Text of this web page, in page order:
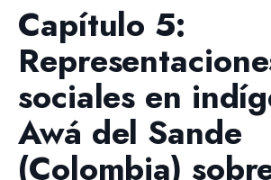
Capítulo 5:
sociales en
Awá del Sande
(Colombia)